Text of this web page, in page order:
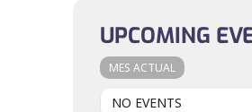
UPCOMING
MES ACTUAL
NO EVENTS